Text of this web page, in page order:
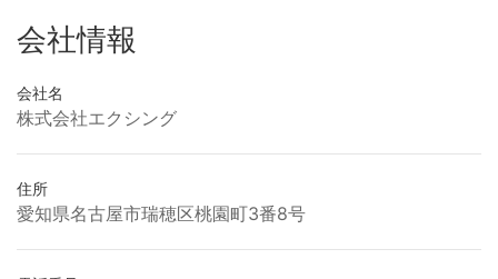
会社情報
会社名
株式会社エクシング
住所
愛知県名古屋市瑞穂区桃園町3番8号